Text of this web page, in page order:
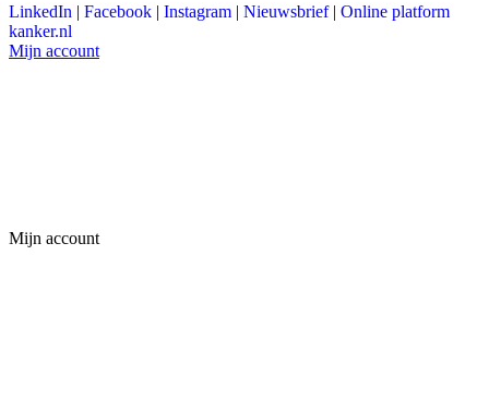
LinkedIn | Facebook | Instagram | Nieuwsbrief | Online platform
kanker.nl
Mijn account
Mijn account